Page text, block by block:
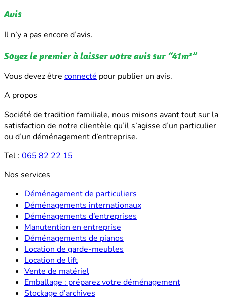
Avis
Il n’y a pas encore d’avis.
Soyez le premier à laisser votre avis sur “41m³”
Vous devez être connecté pour publier un avis.
A propos
Société de tradition familiale, nous misons avant tout sur la
satisfaction de notre clientèle qu’il s’agisse d’un particulier
ou d’un déménagement d’entreprise.
Tel : 065 82 22 15
Nos services
Déménagement de particuliers
Déménagements internationaux
Déménagements d’entreprises
Manutention en entreprise
Déménagements de pianos
Location de garde-meubles
Location de lift
Vente de matériel
Emballage : préparez votre déménagement
Stockage d’archives